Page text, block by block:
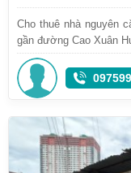
Cho thuê nhà nguyên
gần đường Cao Xuân